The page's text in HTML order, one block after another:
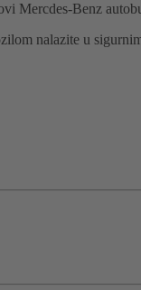
Mercdes-Benz
nalazite u